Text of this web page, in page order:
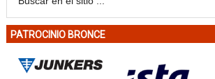
PATROCINIO BRONCE